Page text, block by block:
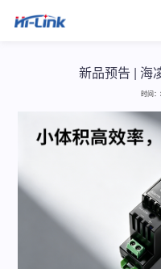
新品预告 | 海
时间